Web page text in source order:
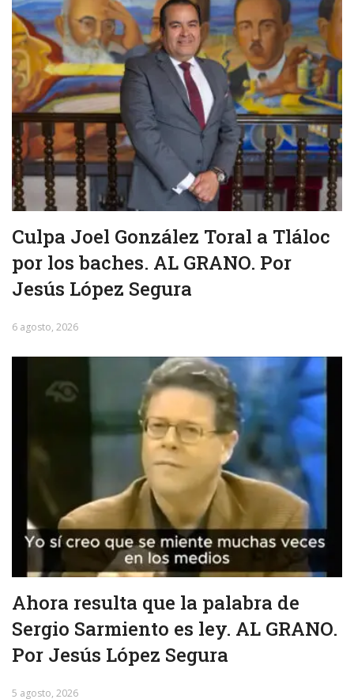
Culpa Joel González Toral a Tláloc
por los baches. AL GRANO. Por
Jesús López Segura
6 agosto, 2026
Ahora resulta que la palabra de
Sergio Sarmiento es ley. AL GRANO.
Por Jesús López Segura
5 agosto, 2026